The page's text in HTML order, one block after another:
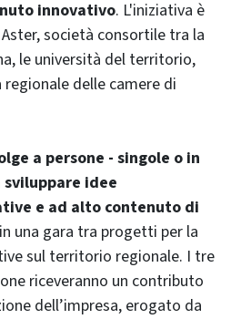
innovativo. L'iniziativa è
società consortile tra la
le università del territorio,
regionale delle camere di
a persone - singole o in
idee
e ad alto contenuto di
una gara tra progetti per la
sul territorio regionale. I tre
riceveranno un contributo
dell’impresa, erogato da